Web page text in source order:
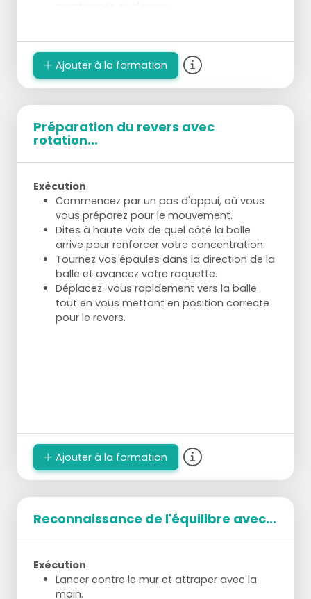
Assurez-vous qu'une personne
supplémentaire est éventuellement
disponible pour compter et tenir le score.
Ajouter à la formation
Préparation du revers avec
rotation...
Exécution
Commencez par un pas d'appui, où vous
vous préparez pour le mouvement.
Dites à haute voix de quel côté la balle
arrive pour renforcer votre concentration.
Tournez vos épaules dans la direction de la
balle et avancez votre raquette.
Déplacez-vous rapidement vers la balle
tout en vous mettant en position correcte
pour le revers.
Ajouter à la formation
Reconnaissance de l'équilibre avec...
Exécution
Lancer contre le mur et attraper avec la
main.